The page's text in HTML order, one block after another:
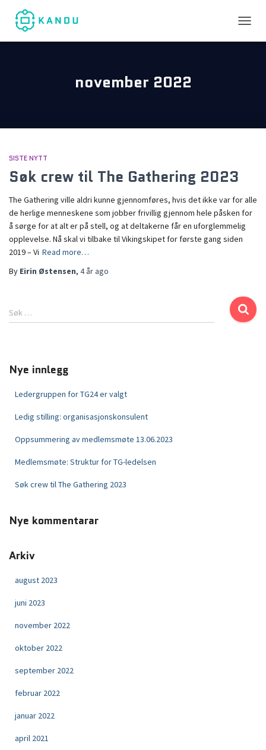
november 2022
SISTE NYTT
Søk crew til The Gathering 2023
The Gathering ville aldri kunne gjennomføres, hvis det ikke var for alle
de herlige menneskene som jobber frivillig gjennom hele påsken for
å sørge for at alt er på stell, og at deltakerne får en uforglemmelig
opplevelse. Nå skal vi tilbake til Vikingskipet for første gang siden
2019 – Vi Read more…
By Eirin Østensen, 4 år ago
Søk …
Nye innlegg
Ledergruppen for TG24 er valgt
Ledig stilling: organisasjonskonsulent
Oppsummering av medlemsmøte 13.06.2023
Medlemsmøte: Struktur for TG-ledelsen
Søk crew til The Gathering 2023
Nye kommentarar
Arkiv
august 2023
juni 2023
november 2022
oktober 2022
september 2022
februar 2022
januar 2022
april 2021